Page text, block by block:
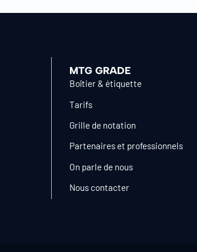
MTG GRADE
Boîtier & étiquette
Tarifs
Grille de notation
Partenaires et professionnels
On parle de nous
Nous contacter